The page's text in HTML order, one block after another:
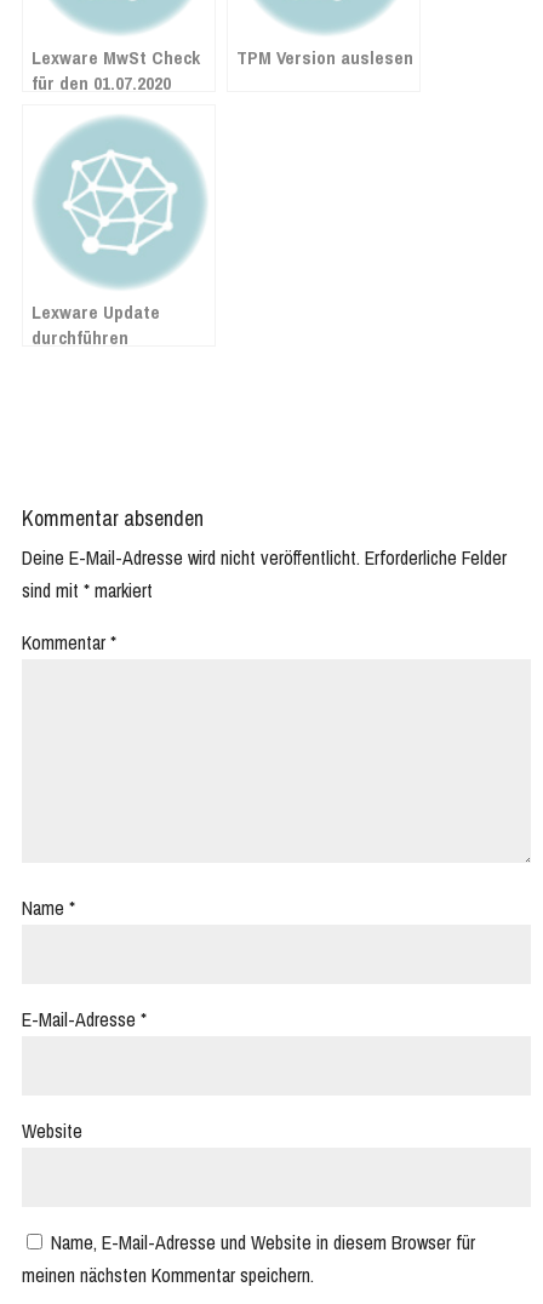
Lexware MwSt Check
für den 01.07.2020
TPM Version auslesen
Lexware Update
durchführen
Kommentar absenden
Deine E-Mail-Adresse wird nicht veröffentlicht. Erforderliche Felder
sind mit *markiert
Kommentar*
Name *
E-Mail-Adresse *
Website
Name, E-Mail-Adresse und Website in diesem Browser für
meinen nächsten Kommentar speichern.